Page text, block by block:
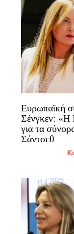
Ευρωπαϊκή
Σένγκεν: «Η
για τα
Σάντσεθ